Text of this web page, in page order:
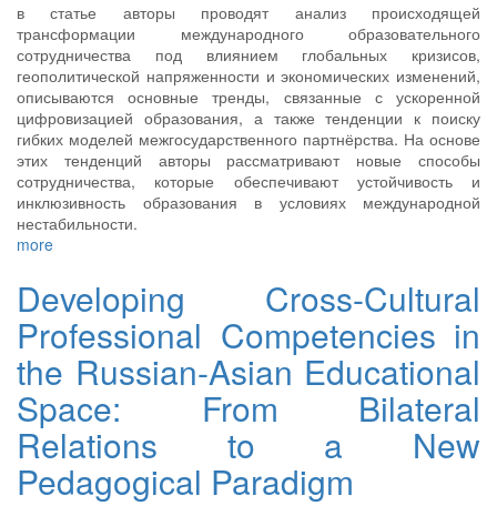
в статье авторы проводят анализ происходящей
трансформации международного образовательного
сотрудничества под влиянием глобальных кризисов,
геополитической напряженности и экономических изменений,
описываются основные тренды, связанные с ускоренной
цифровизацией образования, а также тенденции к поиску
гибких моделей межгосударственного партнёрства. На основе
этих тенденций авторы рассматривают новые способы
сотрудничества, которые обеспечивают устойчивость и
инклюзивность образования в условиях международной
нестабильности.
more
Developing Cross-Cultural
Professional Competencies in
the Russian-Asian Educational
Space: From Bilateral
Relations to a New
Pedagogical Paradigm